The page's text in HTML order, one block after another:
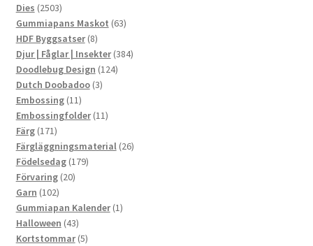
Dies 25032503
produkter
Gummiapans Maskot 6363
HDF Byggsatser 88
produkter
Djur | Fåglar | Insekter 384384
Doodlebug Design 124124
Dutch Doobadoo 33
Embossing 1111
produkter
Embossingfolder 1111
Färg 171171
produkter
Färgläggningsmaterial 2626
Födelsedag 179179
Förvaring 2020
Garn 102102
produkter
Gummiapan Kalender 11
Halloween 4343
produkter
Kortstommar 55